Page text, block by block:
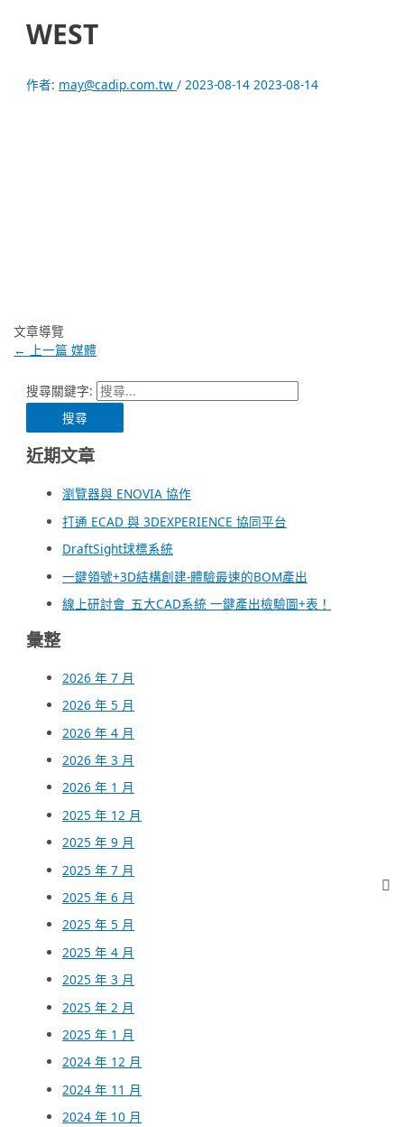
WEST
作者: may@cadip.com.tw /2023-08-14 2023-08-14
文章導覽
← 上一篇 媒體
搜尋關鍵字:
近期文章
瀏覽器與 ENOVIA 協作
打通 ECAD 與 3DEXPERIENCE 協同平台
DraftSight球標系統
一鍵領號+3D結構創建-體驗最速的BOM產出
線上研討會_五大CAD系統 一鍵產出檢驗圖+表！
彙整
2026 年 7 月
2026 年 5 月
2026 年 4 月
2026 年 3 月
2026 年 1 月
2025 年 12 月
2025 年 9 月
2025 年 7 月
2025 年 6 月
2025 年 5 月
2025 年 4 月
2025 年 3 月
2025 年 2 月
2025 年 1 月
2024 年 12 月
2024 年 11 月
2024 年 10 月